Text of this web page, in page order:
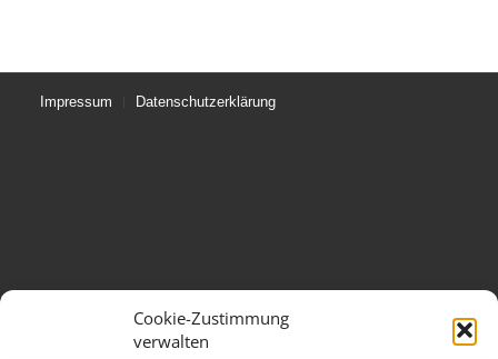
Cookie-Zustimmung
verwalten
Impressum Datenschutzerklärung